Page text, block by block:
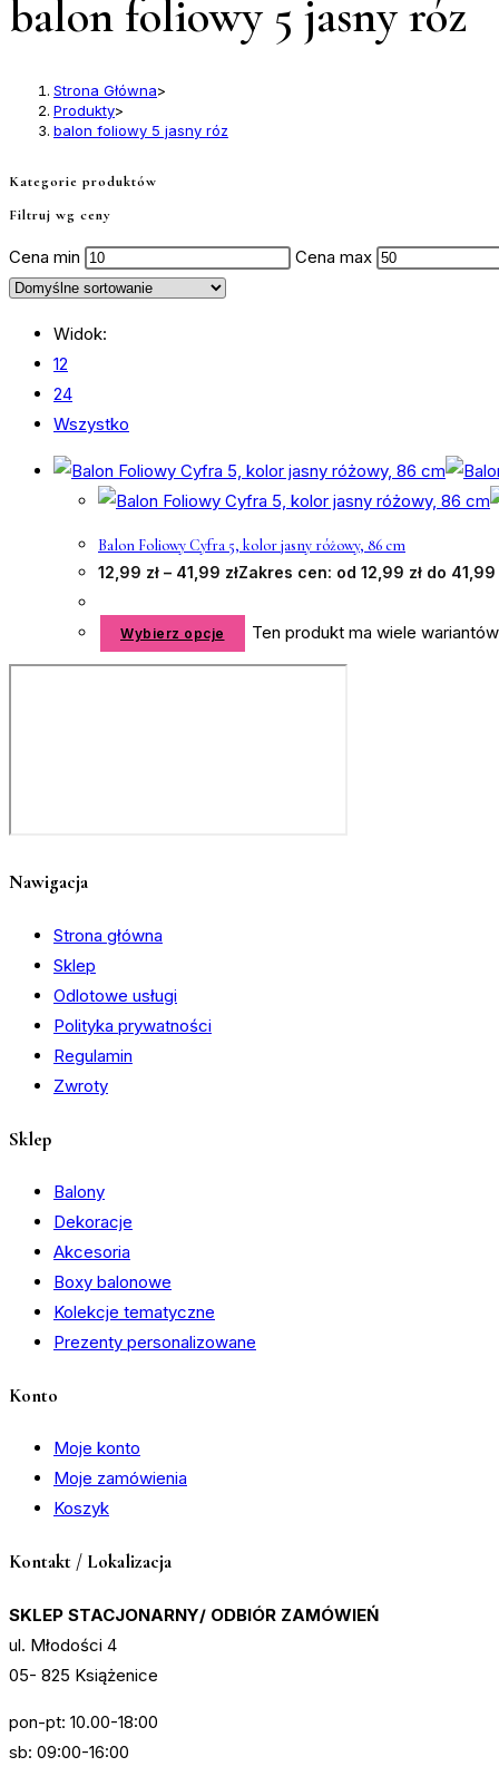
balon foliowy 5 jasny róz
Strona Główna>
Produkty>
balon foliowy 5 jasny róz
Widok:
12
24
Wszystko
Balon Foliowy Cyfra 5, kolor jasny różowy, 86 cm
12,99 zł – 41,99 złZakres cen: od 12,99 zł do 41,99
Wybierz opcje Ten produkt ma wiele
Kategorie produktów
Filtruj wg ceny
Cena min Cena max
Nawigacja
Strona główna
Sklep
Odlotowe usługi
Polityka prywatności
Regulamin
Zwroty
Sklep
Balony
Dekoracje
Akcesoria
Boxy balonowe
Kolekcje tematyczne
Prezenty personalizowane
Konto
Moje konto
Moje zamówienia
Koszyk
Kontakt / Lokalizacja
SKLEP STACJONARNY/ ODBIÓR ZAMÓWIEŃ
ul. Młodości 4
05- 825 Książenice
pon-pt: 10.00-18:00
sb: 09:00-16:00